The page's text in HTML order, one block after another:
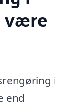
være
i
end